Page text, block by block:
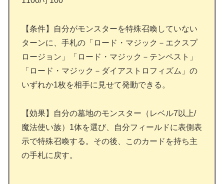
【条件】自分がモンスターを特殊召喚していない
ターンに、手札の「ロード・マジック－エクスプ
ロージョン」「ロード・マジック－テンペスト」
「ロード・マジック－ダイアストロフィズム」の
いずれか1枚を相手に見せて発動できる。
【効果】自分の墓地のモンスター（レベル7以上/
魔法使い族）1体を選び、自分フィールドに表側表
示で特殊召喚する。その後、このカードを持ち主
の手札に戻す。